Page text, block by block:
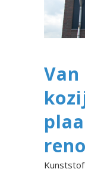
Kunststof